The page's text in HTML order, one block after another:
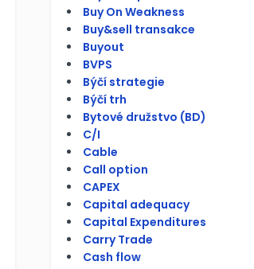
Buy On Weakness
Buy&sell transakce
Buyout
BVPS
Býčí strategie
Býčí trh
Bytové družstvo (BD)
C/I
Cable
Call option
CAPEX
Capital adequacy
Capital Expenditures
Carry Trade
Cash flow